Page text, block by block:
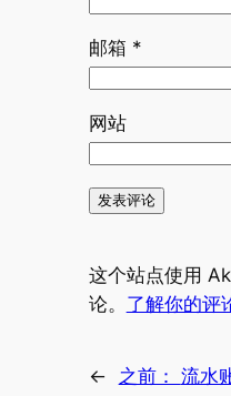
邮箱 *
网站
这个站点使用
论。 了解你的评
← 之前： 流水